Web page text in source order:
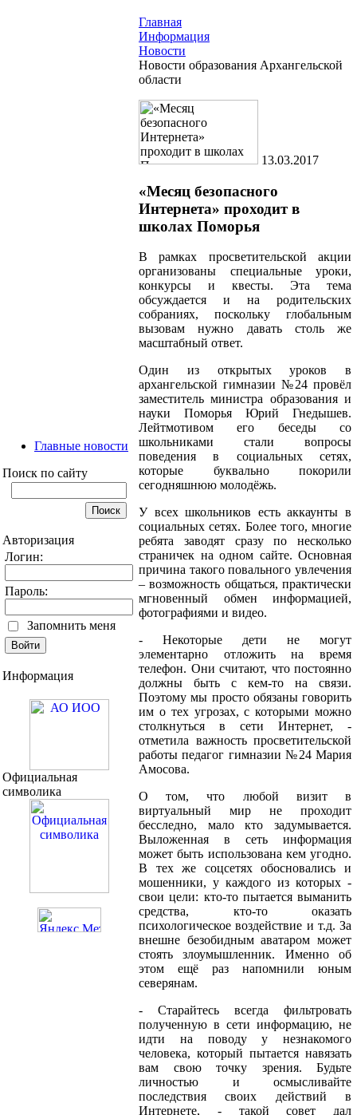
Главные новости
Поиск по сайту
Авторизация
Логин:
Пароль:
Запомнить меня
Информация
Официальная
символика
Главная
Информация
Новости
Новости образования Архангельской
области
13.03.2017
«Месяц безопасного
Интернета» проходит в
школах Поморья
В рамках просветительской акции
организованы специальные уроки,
конкурсы и квесты. Эта тема
обсуждается и на родительских
собраниях, поскольку глобальным
вызовам нужно давать столь же
масштабный ответ.
Один из открытых уроков в
архангельской гимназии №24 провёл
заместитель министра образования и
науки Поморья Юрий Гнедышев.
Лейтмотивом его беседы со
школьниками стали вопросы
поведения в социальных сетях,
которые буквально покорили
сегодняшнюю молодёжь.
У всех школьников есть аккаунты в
социальных сетях. Более того, многие
ребята заводят сразу по несколько
страничек на одном сайте. Основная
причина такого повального увлечения
– возможность общаться, практически
мгновенный обмен информацией,
фотографиями и видео.
- Некоторые дети не могут
элементарно отложить на время
телефон. Они считают, что постоянно
должны быть с кем-то на связи.
Поэтому мы просто обязаны говорить
им о тех угрозах, с которыми можно
столкнуться в сети Интернет, -
отметила важность просветительской
работы педагог гимназии №24 Мария
Амосова.
О том, что любой визит в
виртуальный мир не проходит
бесследно, мало кто задумывается.
Выложенная в сеть информация
может быть использована кем угодно.
В тех же соцсетях обосновались и
мошенники, у каждого из которых -
свои цели: кто-то пытается выманить
средства, кто-то оказать
психологическое воздействие и т.д. За
внешне безобидным аватаром может
стоять злоумышленник. Именно об
этом ещё раз напомнили юным
северянам.
- Старайтесь всегда фильтровать
полученную в сети информацию, не
идти на поводу у незнакомого
человека, который пытается навязать
вам свою точку зрения. Будьте
личностью и осмысливайте
последствия своих действий в
Интернете, - такой совет дал